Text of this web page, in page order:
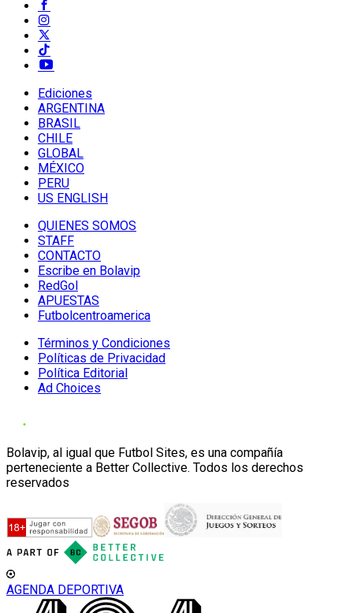
Ediciones
ARGENTINA
BRASIL
CHILE
GLOBAL
MÉXICO
PERU
US ENGLISH
QUIENES SOMOS
STAFF
CONTACTO
Escribe en Bolavip
RedGol
APUESTAS
Futbolcentroamerica
Términos y Condiciones
Políticas de Privacidad
Política Editorial
Ad Choices
Bolavip, al igual que Futbol Sites, es una compañía
perteneciente a Better Collective. Todos los derechos
reservados
AGENDA DEPORTIVA